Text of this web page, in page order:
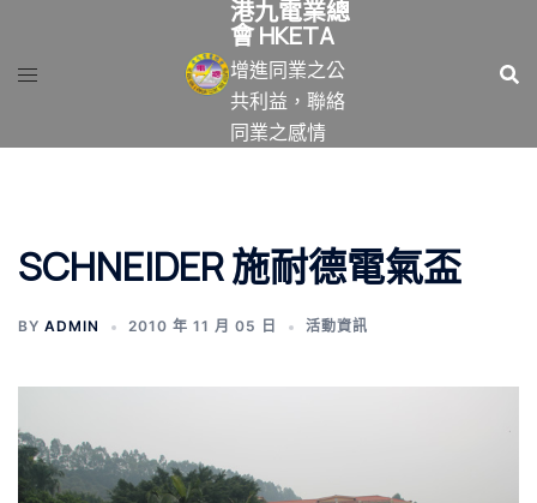
港九電業總
會 HKETA
增進同業之公
共利益，聯絡
同業之感情
SCHNEIDER 施耐德電氣盃
BY ADMIN 2010 年 11 月 05 日 活動資訊